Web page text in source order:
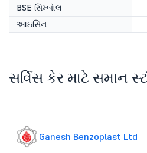
BSE સિમ્બૉલ
આઇસિન
સર્વિસ કેર માટે સમાન
Ganesh Benzoplast Ltd